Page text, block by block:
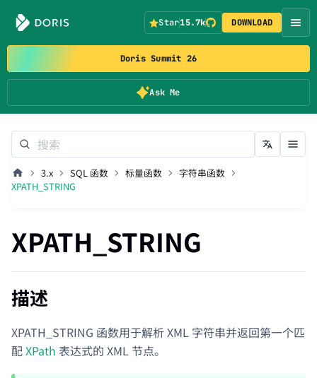
Doris Summit 26
Ask Me
Star15.7k DOWNLOAD
3.x SQL 函数 标量函数
字符串函数
XPATH_STRING
XPATH_STRING
描述
XPATH_STRING 函数用于解析 XML 字符串并返回第一个匹
配XPath 表达式的 XML 节点。